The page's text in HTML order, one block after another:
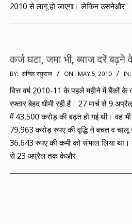
2010 से लागू हो जाएगा। लेकिन उसनेऔर
कर्ज घटा, जमा भी, ब्याज दरें बढ़ने
2010-
05-
BY: अनिल रघुराज ON: MAY 5, 2010 IN:
वित्त वर्ष 2010-11 के पहले महीने में बैंकों के
रफ्तार बेहद धीमी रही है। 27 मार्च से 9
में 43,500 करोड़ की बढ़त हो गई थी। वह
79,963 करोड़ रुपए की वृद्धि ने बचत व चालू
36,643 रुपए की कमी को संभाल लिया
से 23 अप्रैल तक केऔर